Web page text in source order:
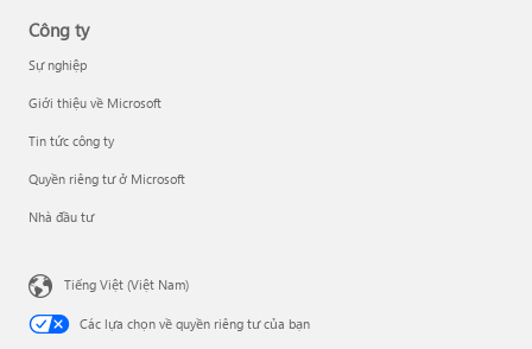
Công ty
Sự nghiệp
Giới thiệu về Microsoft
Tin tức công ty
Quyền riêng tư ở Microsoft
Nhà đầu tư
Tiếng Việt (Việt Nam)
Các lựa chọn về quyền riêng tư của bạn